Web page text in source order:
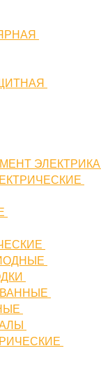
ЭЛЕКТРИКА